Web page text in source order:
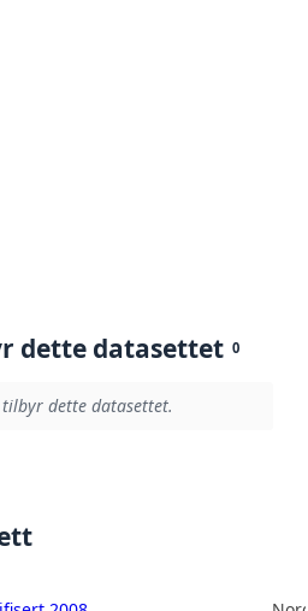
dette datasettet 0
dette datasettet.